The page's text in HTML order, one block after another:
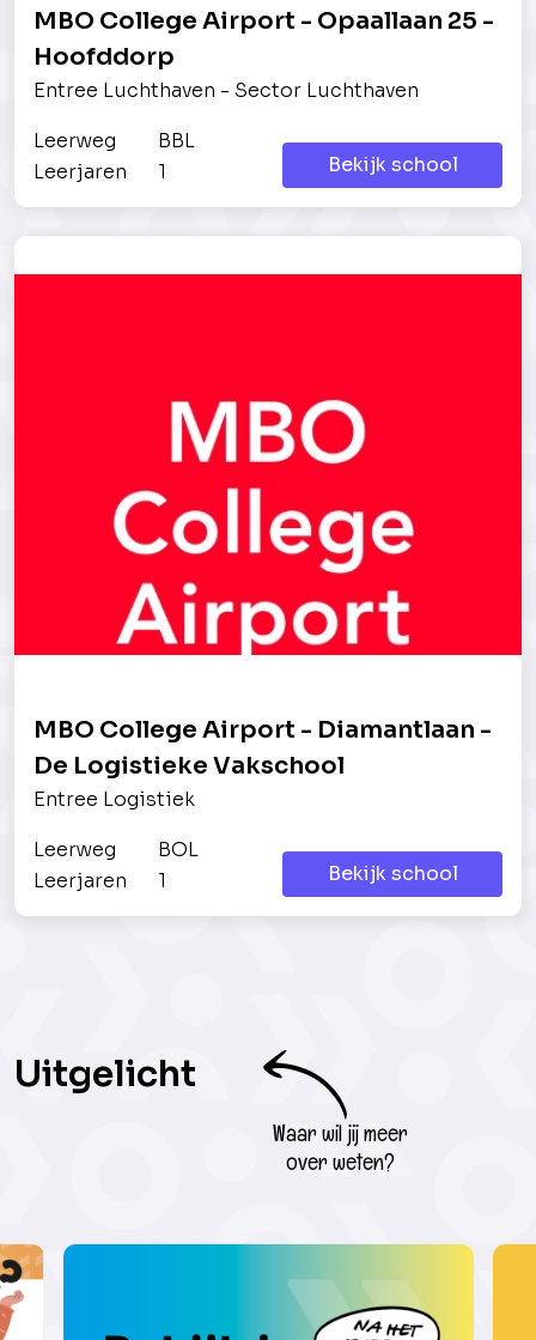
MBO College Airport - Opaallaan 25 -
Hoofddorp
Entree Luchthaven - Sector Luchthaven
Leerweg
BBL
Leerjaren
1 Bekijk school
MBO College Airport - Diamantlaan -
De Logistieke Vakschool
Entree Logistiek
Leerweg
BOL
Leerjaren
1 Bekijk school
Uitgelicht
Waar wil jij meer
over weten?